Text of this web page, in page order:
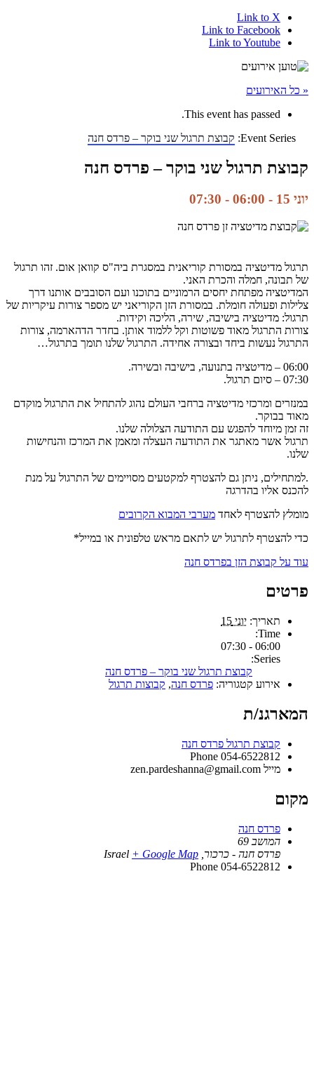
Link to X
Link to Facebook
Link to Youtube
« כל האירועים
This event has passed.
Event Series: קבוצת תרגול שני בוקר – פרדס חנה
קבוצת תרגול שני בוקר – פרדס חנה
יוני 15 - 06:00 -
07:30
תרגול מדיטציה במסורת קוריאנית במסגרת ביה"ס קוואן אום. זהו תרגול
של תבונה, חמלה והכרת האני.
המדיטציה מפתחת יחסים הרמוניים בתוכנו ועם הסובבים אותנו דרך
צלילות ופעולה חומלת. במסורת הזן הקוריאני יש מספר צורות עיקריות של
תרגול: מדיטציה בישיבה, שירה, הליכה וקידות.
צורות התרגול מאוד פשוטות וקל ללמוד אותן. בחדר הדהארמה, צורות
התרגול נעשות ביחד ובצורה אחידה. התרגול שלנו תומך בתרגול…
06:00 – מדיטציה בתנועה, בישיבה ובשירה.
07:30 – סיום תרגול.
במנזרים ומרכזי מדיטציה ברחבי העולם נהוג להתחיל את התרגול מוקדם
מאוד בבוקר.
זה זמן מיוחד להפגש עם התודעה הצלולה שלנו.
תרגול אשר מאתגר את התודעה העצלה ומאמן את המרכז והנחישות
שלנו.
.למתחילים, ניתן גם להצטרף למקטעים מסויימים של התרגול על מנת
להכנס אליו בהדרגה
מומלץ להצטרף לאחד מערבי המבוא הקרובים
כדי להצטרף לתרגול יש לתאם מראש טלפונית או במייל*
עוד על קבוצת הזן בפרדס חנה
פרטים
תאריך: יוני 15
Time:
06:00 - 07:30
Series:
קבוצת תרגול שני בוקר – פרדס חנה
אירוע קטגוריה: פרדס חנה, קבוצות תרגול
המארגנ/ת
קבוצת תרגול פרדס חנה
Phone 054-6522812
מייל zen.pardeshanna@gmail.com
מקום
פרדס חנה
המושב 69
פרדס חנה - כרכור
Israel + Google Map
Phone 054-6522812